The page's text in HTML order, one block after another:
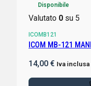
Disponibile
Valutato 0su 5
ICOMB121
ICOM MB-121
14,00 € Iva inclusa